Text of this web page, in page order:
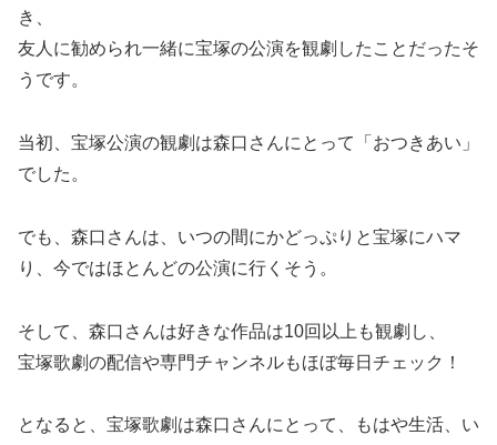
き、
友人に勧められ一緒に宝塚の公演を観劇したことだったそ
うです。
当初、宝塚公演の観劇は森口さんにとって「おつきあい」
でした。
でも、森口さんは、いつの間にかどっぷりと宝塚にハマ
り、今ではほとんどの公演に行くそう。
そして、森口さんは好きな作品は10回以上も観劇し、
宝塚歌劇の配信や専門チャンネルもほぼ毎日チェック！
となると、宝塚歌劇は森口さんにとって、もはや生活、い